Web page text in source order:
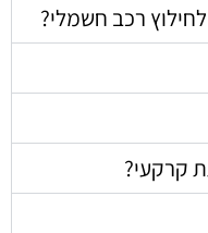
לחילוץ רכב חשמלי?
קרקעי?